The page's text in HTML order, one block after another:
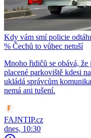
Kdy vám smí policie
% Čechů to vůbec netuší
Mnoho řidičů se obává,
placené parkoviště kdesi
ukládá správcům
nemá ani tušení.
FAJNTIP.cz
dnes, 10:30